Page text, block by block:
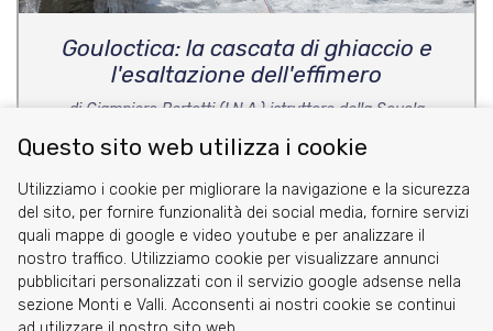
Gouloctica: la cascata di ghiaccio e
l'esaltazione dell'effimero
di Giampiero Bertotti (I.N.A.) istruttore della Scuola
ex-allieva
Cookie
Questo sito web utilizza i cookie
Utilizziamo i cookie per migliorare la navigazione e la sicurezza
del sito, per fornire funzionalità dei social media, fornire servizi
quali mappe di google e video youtube e per analizzare il
nostro traffico. Utilizziamo cookie per visualizzare annunci
pubblicitari personalizzati con il servizio google adsense nella
sezione Monti e Valli. Acconsenti ai nostri cookie se continui